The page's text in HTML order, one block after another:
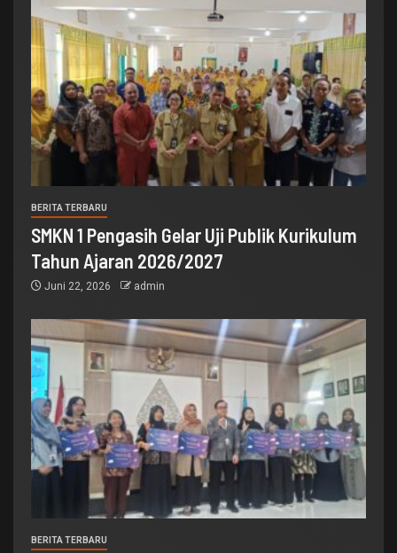
BERITA TERBARU
SMKN 1 Pengasih Gelar Uji Publik Kurikulum
Tahun Ajaran 2026/2027
Juni 22, 2026 admin
BERITA TERBARU